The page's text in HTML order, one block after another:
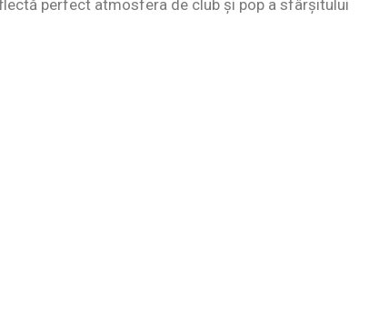
perfect atmosfera de club și pop a sfârșitului